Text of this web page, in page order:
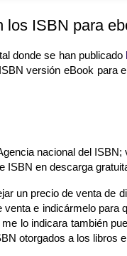
ISBN para
donde se han publicado
versión eBook para
nacional del
ISBN en descarga
un precio de venta de
e indicármelo para
lo indicara también
otorgados a los libros